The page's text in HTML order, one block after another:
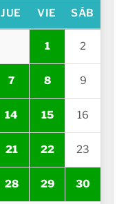
JUE VIE SÁB
1 2
7 8 9
14 15 16
21 22 23
28 29 30